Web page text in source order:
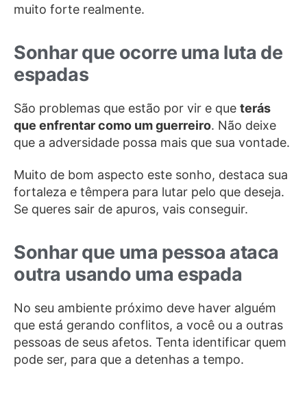
muito forte realmente.
Sonhar que ocorre uma luta de
espadas
São problemas que estão por vir e que terás
que enfrentar como um guerreiro. Não deixe
que a adversidade possa mais que sua vontade.
Muito de bom aspecto este sonho, destaca sua
fortaleza e têmpera para lutar pelo que deseja.
Se queres sair de apuros, vais conseguir.
Sonhar que uma pessoa ataca
outra usando uma espada
No seu ambiente próximo deve haver alguém
que está gerando conflitos, a você ou a outras
pessoas de seus afetos. Tenta identificar quem
pode ser, para que a detenhas a tempo.